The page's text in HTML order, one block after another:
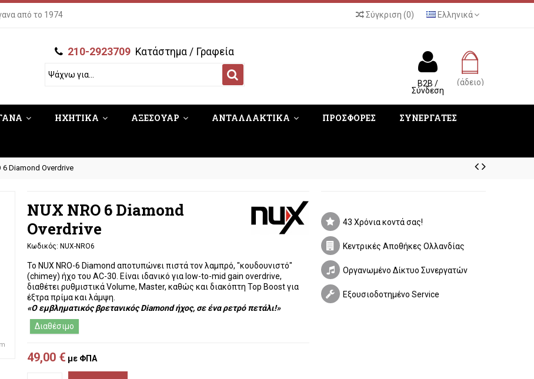
Ελληνικά
από το 1974 Σύγκριση (0)
210-2923709 Κατάστημα / Γραφεία
(άδειο)
B2B /
Σύνδεση
ΗΧΗΤΙΚΑ ΑΞΕΣΟΥΑΡ ΑΝΤΑΛΛΑΚΤΙΚΑ ΠΡΟΣΦΟΡΕΣ ΣΥΝΕΡΓΑΤΕΣ
6 Diamond Overdrive
NUX NRO 6 Diamond
Overdrive
Κωδικός: NUX-NRO6
Το NUX NRO-6 Diamond αποτυπώνει πιστά τον λαμπρό, "κουδουνιστό"
(chimey) ήχο του AC-30. Είναι ιδανικό για low-to-mid gain overdrive,
διαθέτει ρυθμιστικά Volume, Master, καθώς και διακόπτηTop Boostγια
έξτρα πρίμα και λάμψη.
«Ο εμβληματικός βρετανικός Diamond ήχος, σε ένα ρετρό πετάλι!»
Διαθέσιμο
49,00 € με ΦΠΑ
43 Χρόνια κοντά σας!
Κεντρικές Αποθήκες Ολλανδίας
Οργανωμένο Δίκτυο Συνεργατών
Εξουσιοδοτημένο Service